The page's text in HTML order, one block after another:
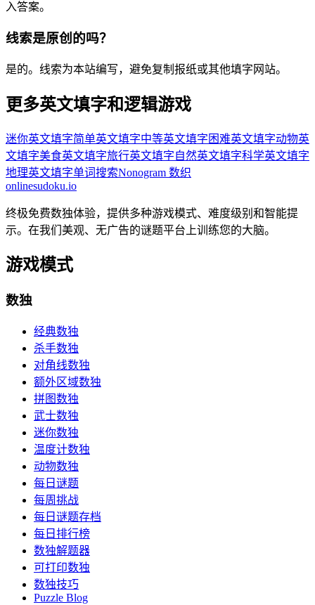
入答案。
线索是原创的吗？
是的。线索为本站编写，避免复制报纸或其他填字网站。
更多英文填字和逻辑游戏
迷你英文填字简单英文填字中等英文填字 困难英文填字动物英
文填字美食英文填字旅行英文填字自然英文填字科学英文填字
地理英文填字单词搜索Nonogram 数织
onlinesudoku.io
终极免费数独体验，提供多种游戏模式、难度级别和智能提
示。在我们美观、无广告的谜题平台上训练您的大脑。
游戏模式
数独
经典数独
杀手数独
对角线数独
额外区域数独
拼图数独
武士数独
迷你数独
温度计数独
动物数独
每日谜题
每周挑战
每日谜题存档
每日排行榜
数独解题器
可打印数独
数独技巧
Puzzle Blog